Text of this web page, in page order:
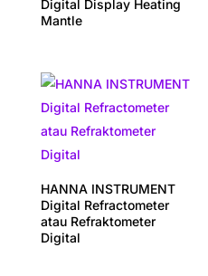
Digital Display Heating
Mantle
HANNA INSTRUMENT
Digital Refractometer
atau Refraktometer
Digital